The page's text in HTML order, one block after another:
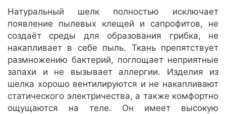
Натуральный шелк полностью исключает
появление пылевых клещей и сапрофитов, не
создаёт среды для образования грибка, не
накапливает в себе пыль. Ткань препятствует
размножению бактерий, поглощает неприятные
запахи и не вызывает аллергии. Изделия из
шелка хорошо вентилируются и не накапливают
статического электричества, а также комфортно
ощущаются на теле. Он имеет высокую